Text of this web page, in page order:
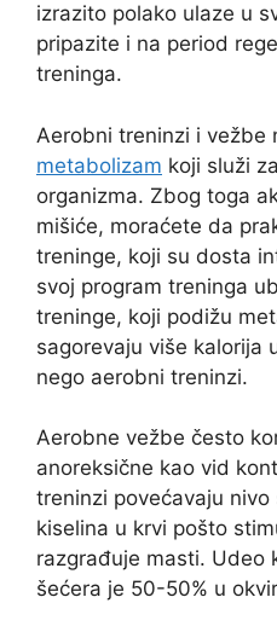
izrazito polako ulaze u
pripazite i na period
treninga.
Aerobni treninzi i vežbe
metabolizam koji služi
organizma. Zbog toga
mišiće, moraćete da
treninge, koji su dosta
svoj program treninga
treninge, koji podižu
sagorevaju više kalorija
nego aerobni treninzi.
Aerobne vežbe često
anoreksične kao vid
treninzi povećavaju nivo
kiselina u krvi pošto
razgrađuje masti. Udeo
šećera je 50-50% u